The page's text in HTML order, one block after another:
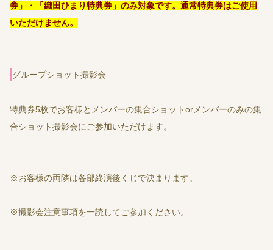
券」・「織田ひまり特典券」のみ対象です。通常特典券はご使用
いただけません。
グループショット撮影会
特典券5枚でお客様とメンバーの集合ショットorメンバーのみの集
合ショット撮影会にご参加いただけます。
※お客様の両隣は各部終演後くじで決まります。
※撮影会注意事項を一読してご参加ください。